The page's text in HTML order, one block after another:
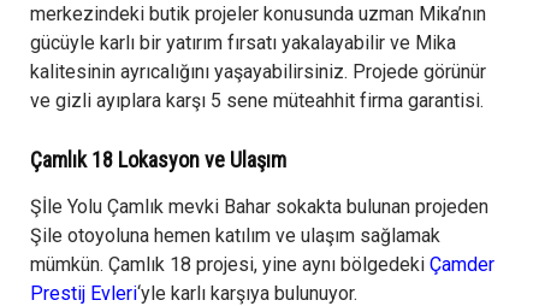
merkezindeki butik projeler konusunda uzman Mika’nın
gücüyle karlı bir yatırım fırsatı yakalayabilir ve Mika
kalitesinin ayrıcalığını yaşayabilirsiniz. Projede görünür
ve gizli ayıplara karşı 5 sene müteahhit firma garantisi.
Çamlık 18 Lokasyon ve Ulaşım
Şİle Yolu Çamlık mevki Bahar sokakta bulunan projeden
Şile otoyoluna hemen katılım ve ulaşım sağlamak
mümkün. Çamlık 18 projesi, yine aynı bölgedeki Çamder
Prestij Evleri‘yle karlı karşıya bulunuyor.